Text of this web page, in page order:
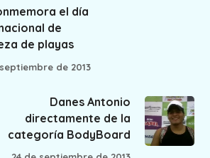
el día
de
de playas
de 2013
Danes Antonio
directamente de la
categoría BodyBoard